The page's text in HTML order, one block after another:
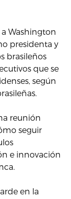
Washington
presidenta y
brasileños
que se
según
reunión
seguir
e innovación
en la